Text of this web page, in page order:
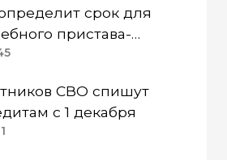
срок для
пристава-
СВО спишут
с 1 декабря